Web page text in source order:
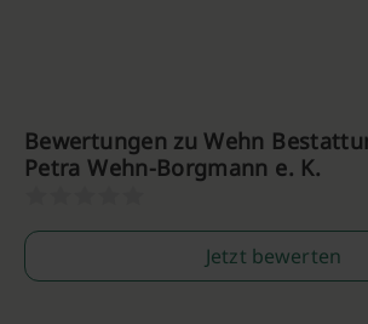
Bewertungen zu Wehn
Petra Wehn-Borgmann e. K.
Jetzt bewerten